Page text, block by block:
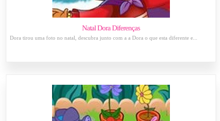
Natal Dora Diferenças
Dora tirou uma foto no natal, descubra junto com a a Dora o que esta diferente e...